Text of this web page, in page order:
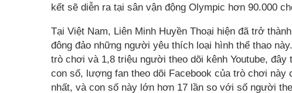
kết sẽ diễn ra tại sân vận động Olympic hơn 90.000
Tại Việt Nam, Liên Minh Huyền Thoại hiện đã trở
đông đảo những người yêu thích loại hình thể thao
trò chơi và 1,8 triệu người theo dõi kênh Youtube,
con số, lượng fan theo dõi Facebook của trò chơi
nhất, và con số này lớn hơn 17 lần so với số người